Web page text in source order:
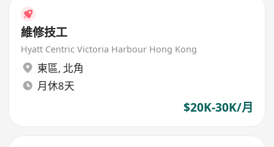
維修技工
Hyatt Centric Victoria Harbour Hong Kong
東區, 北角
月休8天
$20K-30K/月